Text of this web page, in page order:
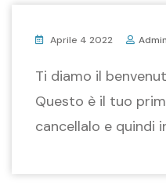
Aprile 4 2022 Admin
Ti diamo il
Questo è il tuo
cancellalo e quindi